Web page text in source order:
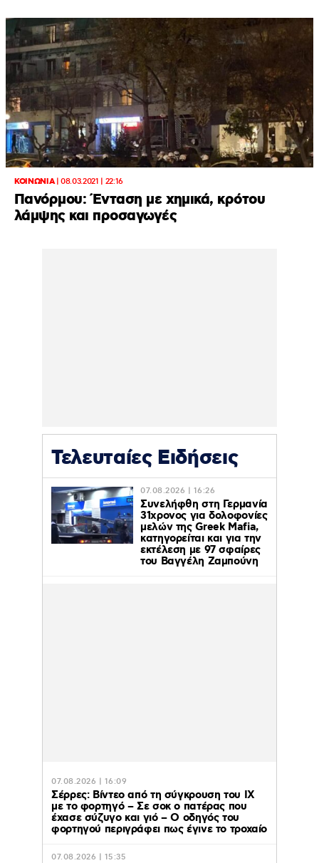
ΚΟΙΝΩΝΙΑ|08.03.2021 | 22:16
Πανόρμου: Ένταση με χημικά, κρότου
λάμψης και προσαγωγές
Τελευταίες Ειδήσεις
07.08.2026 | 16:26
Συνελήφθη στη Γερμανία
31χρονος για δολοφονίες
μελών της Greek Mafia,
κατηγορείται και για την
εκτέλεση με 97 σφαίρες
του Βαγγέλη Ζαμπούνη
07.08.2026 | 16:09
Σέρρες: Βίντεο από τη σύγκρουση του ΙΧ
με το φορτηγό – Σε σοκ ο πατέρας που
έχασε σύζυγο και γιό – Ο οδηγός του
φορτηγού περιγράφει πως έγινε το τροχαίο
07.08.2026 | 15:35